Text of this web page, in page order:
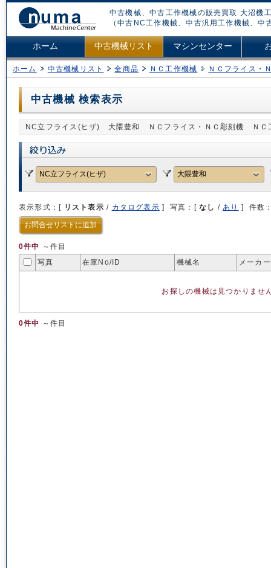
中古機械、中古工作機械の販売買取 大沼機
（中古NC工作機械、中古汎用工作機械、
ホーム 中古機械リスト マシンセンター
ホーム 中古機械リスト 全商品 ＮＣ工作機械 ＮＣフライス・
中古機械 検索表示
NC立フライス(ヒザ) 大隈豊和 ＮＣフライス・ＮＣ彫刻機 ＮＣ
表示形式：[ リスト表示 / カタログ表示 ] 写真：[ なし / あり ] 件数
お問合せリストに追加
0件中
～件目
写真
在庫No/ID 機械名 メーカ
0件中 ～件目
お探しの機械は見つかりませ